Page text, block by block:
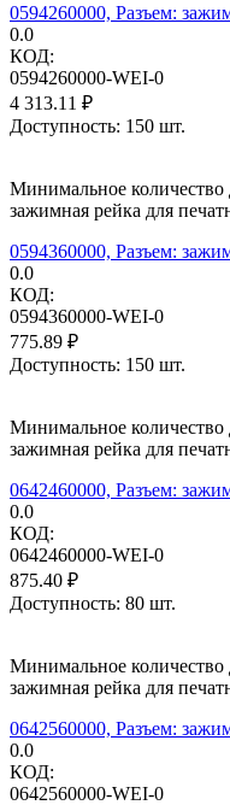
0594260000, Разъем:
0.0
КОД:
0594260000-WEI-0
4 313.11 ₽
Доступность: 150 шт.
Минимальное количество
зажимная рейка для
0594360000, Разъем:
0.0
КОД:
0594360000-WEI-0
775.89 ₽
Доступность: 150 шт.
Минимальное количество
зажимная рейка для
0642460000, Разъем:
0.0
КОД:
0642460000-WEI-0
875.40 ₽
Доступность: 80 шт.
Минимальное количество
зажимная рейка для
0642560000, Разъем:
0.0
КОД:
0642560000-WEI-0